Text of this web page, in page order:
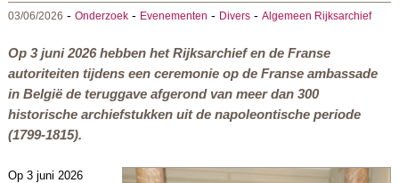
03/06/2026 - Onderzoek- Evenementen - Divers- Algemeen Rijksarchief
Op 3 juni 2026 hebben het Rijksarchief en de Franse
autoriteiten tijdens een ceremonie op de Franse ambassade
in België de teruggave afgerond van meer dan 300
historische archiefstukken uit de napoleontische periode
(1799-1815).
Op 3 juni 2026